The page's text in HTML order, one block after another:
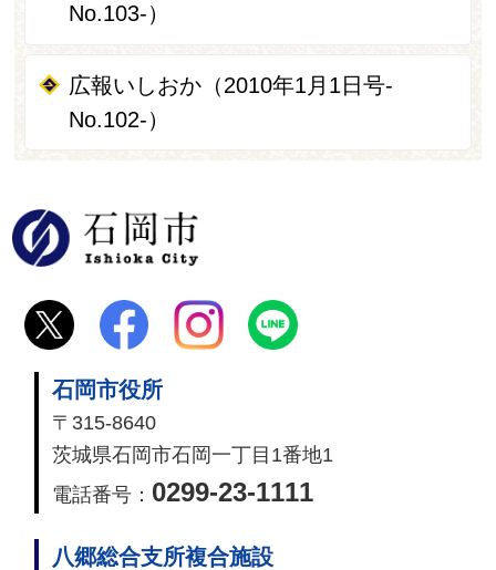
No.103-）
広報いしおか（2010年1月1日号-
No.102-）
石岡市役所
〒315-8640
茨城県石岡市石岡一丁目1番地1
電話番号： 0299-23-1111
八郷総合支所複合施設